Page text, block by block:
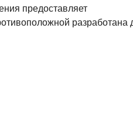
предоставляет
разработана